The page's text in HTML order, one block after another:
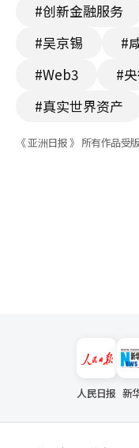
#创新金融服务
#吴京锡
#
#Web3
#
#真实世界资产
《 亚洲日报 》 所有作品受
人民日报 新